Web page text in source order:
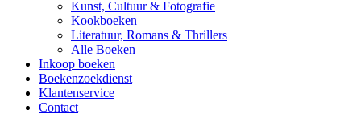
Kunst, Cultuur & Fotografie
Kookboeken
Literatuur, Romans & Thrillers
Alle Boeken
Inkoop boeken
Boekenzoekdienst
Klantenservice
Contact